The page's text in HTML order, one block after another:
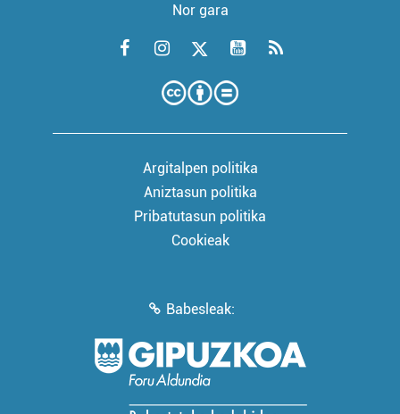
Nor gara
Argitalpen politika
Aniztasun politika
Pribatutasun politika
Cookieak
Babesleak: